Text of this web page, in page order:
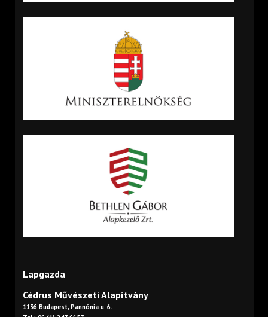
Lapgazda
Cédrus Művészeti Alapítvány
1136 Budapest, Pannónia u. 6.